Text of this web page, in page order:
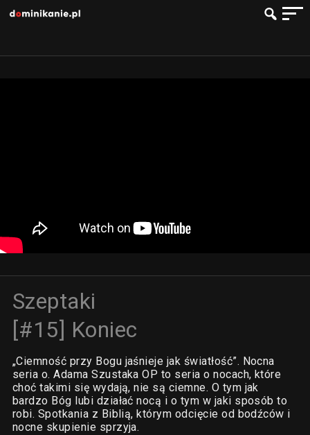
Szeptaki
[#15] Koniec
„Ciemność przy Bogu jaśnieje jak światłość”. Nocna
seria o. Adama Szustaka OP to seria o nocach, które
choć takimi się wydają, nie są ciemne. O tym jak
bardzo Bóg lubi działać nocą i o tym w jaki sposób to
robi. Spotkania z Biblią, którym odcięcie od bodźców i
nocne skupienie sprzyja.